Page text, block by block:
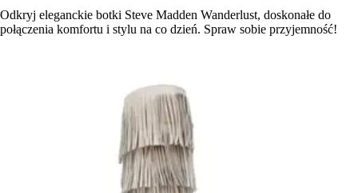
Odkryj eleganckie botki Steve Madden Wanderlust, doskonałe do
połączenia komfortu i stylu na co dzień. Spraw sobie przyjemność!